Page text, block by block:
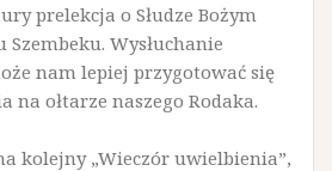
prelekcja o Słudze Bożym
Szembeku. Wysłuchanie
nam lepiej przygotować się
na ołtarze naszego Rodaka.
kolejny „Wieczór uwielbienia”,